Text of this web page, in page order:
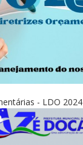
- LDO 2024